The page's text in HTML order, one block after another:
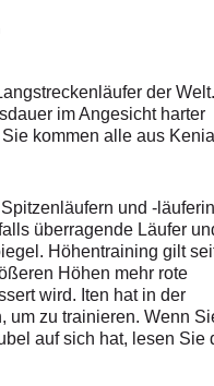
der
im Angesicht harter
kommen alle aus
und -
überragende Läufer
Höhentraining gilt
Höhen mehr rote
wird. Iten hat in der
um zu trainieren. Wenn
auf sich hat, lesen Sie